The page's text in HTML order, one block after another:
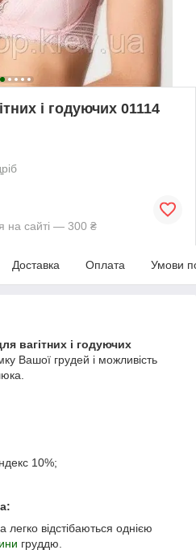
і годуючих 01114
на сайті — 300 ₴
Доставка Оплата Умови
вагітних і годуючих
Вашої грудей і можливість
10%;
легко відстібаються однією
груддю.